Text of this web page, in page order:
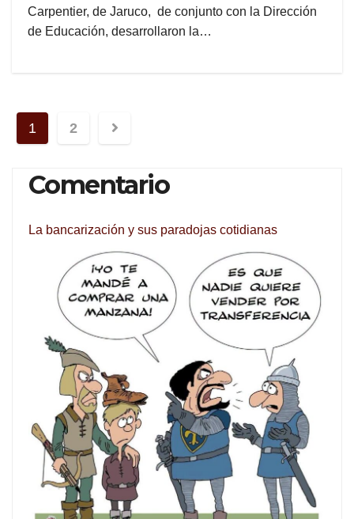
Carpentier, de Jaruco, de conjunto con la Dirección
de Educación, desarrollaron la…
Navegación
entradas
1 2
Comentario
La bancarización y sus paradojas cotidianas